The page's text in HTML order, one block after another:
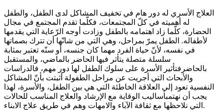
العلاج الأسري له دور هام في تخفيف المشاكل لدى الطفل، والطفل
له أهميته في كلّ المجتمعات، فكلّما تقدم المجتمع في مجال
الحضارة، كلّما زاد اهتمامه بالطفل وزادت أوجه الرّعاية التي يقدمها
لأطفاله. الطفل يمرّ بمراحل، وهي التي من شانّها أن تترك بصماتها
في نفسه، لأنّ حياة الفرد مهما كان جنسه، أو سنّه تعتبر بمثابة
سلسلة متصلة يتأثر فيها الحاضر بالماضي، والمستقبل
بالحاضرفتأثير الأسرة على سلوك الطفل لها دور مهم، فالدراسات
والأبحاث التي أجريت عن مراحل الطفولة أثبتت بأنّ المشاكل
النفسية تعود إلى العلاقة الخاطئة التي هي بين الطفل، والأسرة، لهذا
يجب أن نهتمبأساليب الوقاية مع الإرشاد والعلاج المناسب للحالات
التي نلاحظها مع ثقافة الآباء والامهات وهم في طريق علاج الابناء.